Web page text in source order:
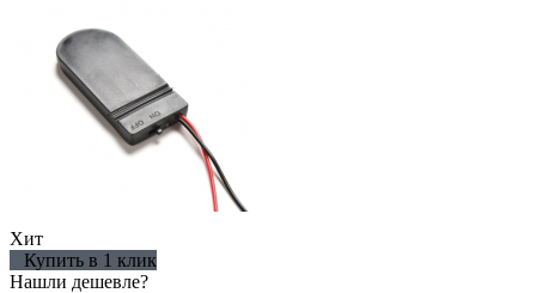
Хит
Купить в 1 клик
Нашли дешевле?